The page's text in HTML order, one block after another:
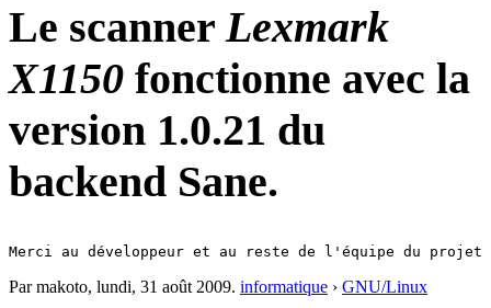
Le scanner Lexmark
X1150 fonctionne avec la
version 1.0.21 du
backend Sane.
Merci au développeur et au reste de l'équipe du projet
Par makoto, lundi, 31 août 2009. informatique › GNU/Linux